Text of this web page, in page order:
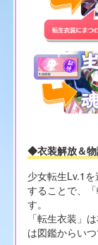
◆衣装解放＆
少女転生Lv.1
することで、
す。
「転生衣装」
は図鑑からいつ